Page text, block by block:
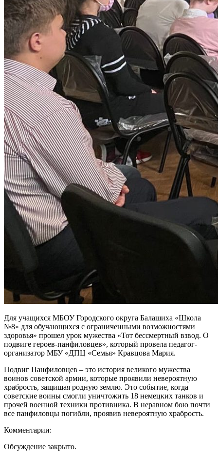
Для учащихся МБОУ Городского округа Балашиха «Школа
№8» для обучающихся с ограниченными возможностями
здоровья» прошел урок мужества «Тот бессмертный взвод. О
подвиге героев-панфиловцев», который провела педагог-
организатор МБУ «ДПЦ «Семья» Кравцова Мария.
Подвиг Панфиловцев – это история великого мужества
воинов советской армии, которые проявили невероятную
храбрость, защищая родную землю. Это событие, когда
советские воины смогли уничтожить 18 немецких танков и
прочей военной техники противника. В неравном бою почти
все панфиловцы погибли, проявив невероятную храбрость.
Комментарии:
Обсуждение закрыто.